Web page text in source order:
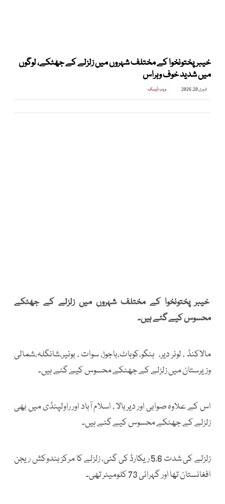
خیبرپختونخوا کے مختلف شہروں میں زلزلے کے جھٹکے، لوگوں
میں شدید خوف وہراس
فروری 20, 2026 ویب ڈیسک
خیبر پختونخوا کے مختلف شہروں میں زلزلے کے جھٹکے
محسوس کیے گئے ہیں۔
مالاکنڈ ، لوئر دیر، ہنگو،کوہاٹ،باجوڑ، سوات ، بونیر،شانگلہ،شمالی
وزیرستان میں زلزلے کے جھٹکے محسوس کیے گئے ہیں۔
اس کے علاوہ صوابی اور دیر بالا ، اسلام آباد اور راولپنڈی میں بھی
زلزلے کے جھٹکے محسوس کیے گئے ہیں۔
زلزلے کی شدت 5.6 ریکارڈ کی گئی، زلزلے کا مرکز ہندوکش ریجن
افغانستان تھا اور گہرائی 73 کلومیٹر تھی۔